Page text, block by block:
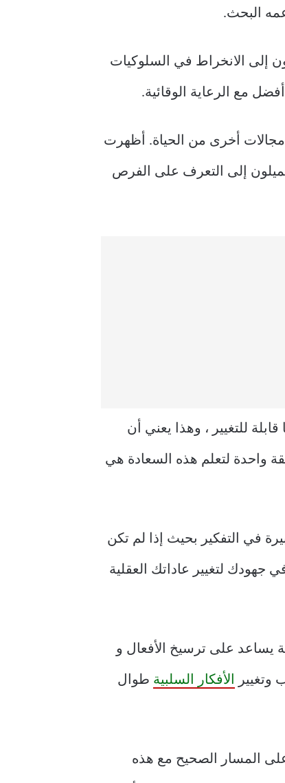
البحث.
إلى الانخراط في السلوكيات
مع الرعاية الوقائية.
مجالات أخرى من الحياة. أظهرت
يميلون إلى التعرف على الفرص
قابلة للتغيير ، وهذا يعني أن
واحدة لتعلم هذه السعادة هي
في التفكير بحيث إذا لم تكن
جهودك لتغيير عاداتك العقلية
يساعد على ترسيخ الأفعال و
وتغيير الأفكار السلبية طوال
على المسار الصحيح مع هذه